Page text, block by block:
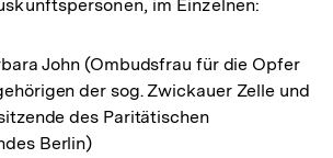
im Einzelnen:
John (Ombudsfrau für die Opfer
der sog. Zwickauer Zelle und
des Paritätischen
Berlin)